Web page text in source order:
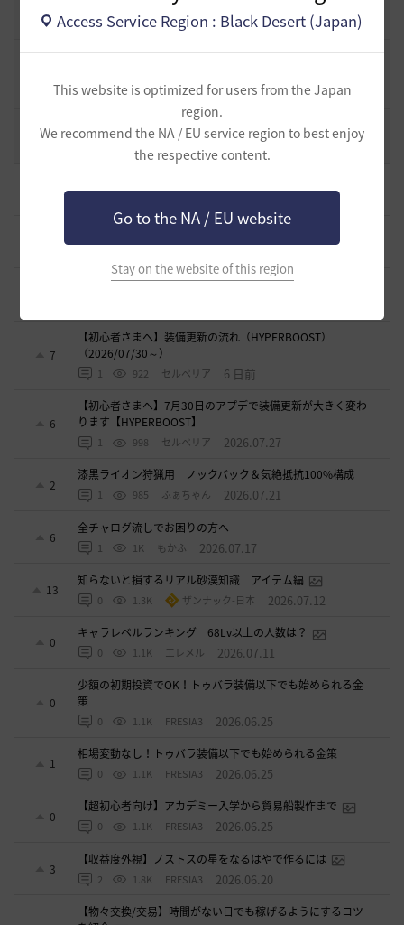
Access Service Region : Black Desert (Japan)
This website is optimized for users from the Japan
region.
We recommend the NA / EU service region to best enjoy
the respective content.
Go to the NA / EU website
Stay on the website of this region
8
0 53.1K 黒い砂漠 2023.02.28
黒い砂漠が初めての冒険者の皆様のために準備したA to Z！
2 43.2K 黒い砂漠 2022.12.21
8
エント研究室動画集
32.3K 黒い砂漠 2021.05.12
＜ジェピロスバフ＞予定時刻 8/ 2(日)～8/9（日）
【初心者さまへ】装備強化のやり方
7
【初心者さまへ】装備更新の流れ（HYPERBOOST）
（2026/07/30～）
1 922 セルベリア 6 日前
6
【初心者さまへ】7月30日のアプデで装備更新が大きく変わ
ります【HYPERBOOST】
1 998 セルベリア 2026.07.27
2
漆黒ライオン狩猟用 ノックバック＆気絶抵抗100%構成
1 985 ふぁちゃん 2026.07.21
6
全チャログ流しでお困りの方へ
1 1K もかふ 2026.07.17
13
知らないと損するリアル砂漠知識 アイテム編
0 1.3K ザンナック-日本 2026.07.12
0
キャラレベルランキング 68Lv以上の人数は？
0 1.1K エレメル 2026.07.11
0
少額の初期投資でOK！トゥバラ装備以下でも始められる金
策
0 1.1K FRESIA3 2026.06.25
1
相場変動なし！トゥバラ装備以下でも始められる金策
0 1.1K FRESIA3 2026.06.25
0
【超初心者向け】アカデミー入学から貿易船製作まで
0 1.1K FRESIA3 2026.06.25
3
【収益度外視】ノストスの星をなるはやで作るには
2 1.8K FRESIA3 2026.06.20
【物々交換/交易】時間がない日でも稼げるようにするコツ